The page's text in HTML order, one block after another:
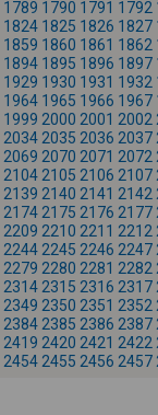
1789 1790 1791 1792
1824 1825 1826 1827
1859 1860 1861 1862
1894 1895 1896 1897
1929 1930 1931 1932
1964 1965 1966 1967
1999 2000 2001 2002
2034 2035 2036 2037
2069 2070 2071 2072
2104 2105 2106 2107
2139 2140 2141 2142
2174 2175 2176 2177
2209 2210 2211 2212
2244 2245 2246 2247
2279 2280 2281 2282
2314 2315 2316 2317
2349 2350 2351 2352
2384 2385 2386 2387
2419 2420 2421 2422
2454 2455 2456 2457